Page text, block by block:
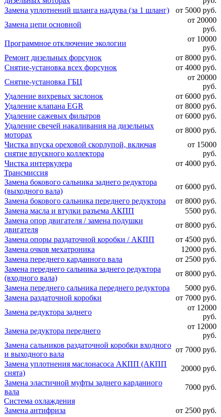
Замена уплотнений шланга наддува (за 1 шланг)
от 5000 руб.
Замена цепи основной
от 20000
руб.
Программное отключение экологии
от 10000
руб.
Ремонт дизельных форсунок
от 8000 руб.
Снятие-установка всех форсунок
от 4000 руб.
Снятие-установка ГБЦ
от 20000
руб.
Удаление вихревых заслонок
от 6000 руб.
Удаление клапана EGR
от 8000 руб.
Удаление сажевых фильтров
от 6000 руб.
Удаление свечей накаливания на дизельных
моторах
от 8000 руб.
Чистка впуска ореховой скорлупой, включая
снятие впускного коллектора
от 15000
руб.
Чистка интеркулера
от 4000 руб.
Трансмиссия
Замена бокового сальника заднего редуктора
(выходного вала)
от 6000 руб.
Замена бокового сальника переднего редуктора
от 8000 руб.
Замена масла и втулки разъема АКПП
5500 руб.
Замена опор двигателя / замена подушки
двигателя
от 8000 руб.
Замена опоры раздаточной коробки / АКПП
от 4500 руб.
Замена очков мехатроника
12000 руб.
Замена переднего карданного вала
от 2500 руб.
Замена переднего сальника заднего редуктора
(входного вала)
от 8000 руб.
Замена переднего сальника переднего редуктора
5000 руб.
Замена раздаточной коробки
от 7000 руб.
Замена редуктора заднего
от 12000
руб.
Замена редуктора переднего
от 12000
руб.
Замена сальников раздаточной коробки входного
и выходного вала
от 7000 руб.
Замена уплотнения маслонасоса АКПП (АКПП
снята)
20000 руб.
Замена эластичной муфты заднего карданного
вала
7000 руб.
Система охлаждения
Замена антифриза
от 2500 руб.